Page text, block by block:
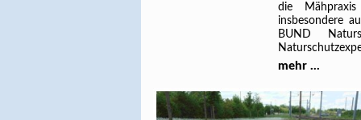
die
insbesondere
BUND
mehr ...